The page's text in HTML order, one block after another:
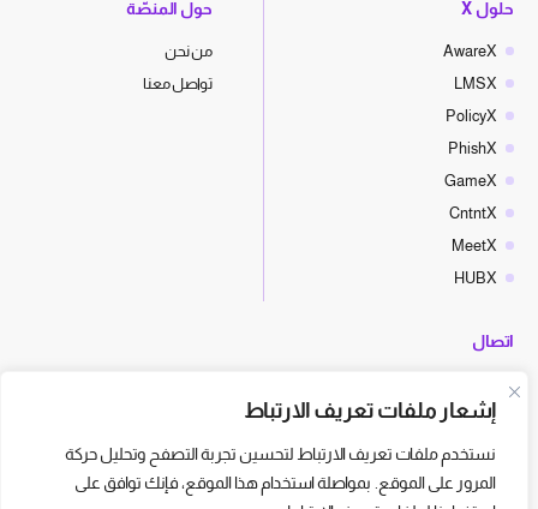
إشعار ملفات تعريف الارتباط
نستخدم ملفات تعريف الارتباط لتحسين تجربة التصفح وتحليل حركة
المرور على الموقع. بمواصلة استخدام هذا الموقع، فإنك توافق على
حلول X
AwareX
LMSX
PolicyX
PhishX
GameX
CntntX
MeetX
HUBX
حول المنصّة
من نحن
تواصل معنا
اتصال
hello@cyberx.world